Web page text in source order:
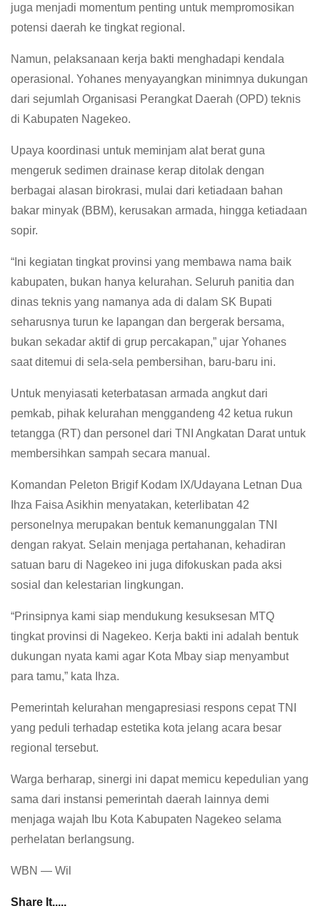
juga menjadi momentum penting untuk mempromosikan
potensi daerah ke tingkat regional.
Namun, pelaksanaan kerja bakti menghadapi kendala
operasional. Yohanes menyayangkan minimnya dukungan
dari sejumlah Organisasi Perangkat Daerah (OPD) teknis
di Kabupaten Nagekeo.
Upaya koordinasi untuk meminjam alat berat guna
mengeruk sedimen drainase kerap ditolak dengan
berbagai alasan birokrasi, mulai dari ketiadaan bahan
bakar minyak (BBM), kerusakan armada, hingga ketiadaan
sopir.
“Ini kegiatan tingkat provinsi yang membawa nama baik
kabupaten, bukan hanya kelurahan. Seluruh panitia dan
dinas teknis yang namanya ada di dalam SK Bupati
seharusnya turun ke lapangan dan bergerak bersama,
bukan sekadar aktif di grup percakapan,” ujar Yohanes
saat ditemui di sela-sela pembersihan, baru-baru ini.
Untuk menyiasati keterbatasan armada angkut dari
pemkab, pihak kelurahan menggandeng 42 ketua rukun
tetangga (RT) dan personel dari TNI Angkatan Darat untuk
membersihkan sampah secara manual.
Komandan Peleton Brigif Kodam IX/Udayana Letnan Dua
Ihza Faisa Asikhin menyatakan, keterlibatan 42
personelnya merupakan bentuk kemanunggalan TNI
dengan rakyat. Selain menjaga pertahanan, kehadiran
satuan baru di Nagekeo ini juga difokuskan pada aksi
sosial dan kelestarian lingkungan.
“Prinsipnya kami siap mendukung kesuksesan MTQ
tingkat provinsi di Nagekeo. Kerja bakti ini adalah bentuk
dukungan nyata kami agar Kota Mbay siap menyambut
para tamu,” kata Ihza.
Pemerintah kelurahan mengapresiasi respons cepat TNI
yang peduli terhadap estetika kota jelang acara besar
regional tersebut.
Warga berharap, sinergi ini dapat memicu kepedulian yang
sama dari instansi pemerintah daerah lainnya demi
menjaga wajah Ibu Kota Kabupaten Nagekeo selama
perhelatan berlangsung.
WBN — Wil
Share It.....